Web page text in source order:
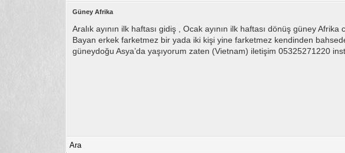
Güney Afrika
Aralık ayının ilk haftası gidiş , Ocak ayının ilk haftası dönüş güney
Bayan erkek farketmez bir yada iki kişi yine farketmez kendinden
güneydoğu Asya’da yaşıyorum zaten (Vietnam) iletişim 05325271220
Ara